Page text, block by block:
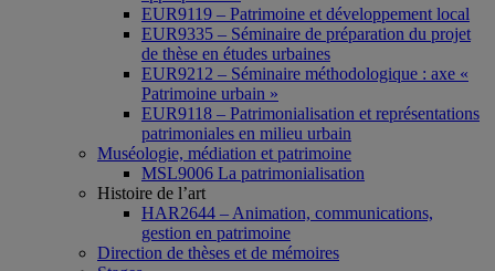
EUR9119 – Patrimoine et développement local
EUR9335 – Séminaire de préparation du projet
de thèse en études urbaines
EUR9212 – Séminaire méthodologique : axe «
Patrimoine urbain »
EUR9118 – Patrimonialisation et représentations
patrimoniales en milieu urbain
Muséologie, médiation et patrimoine
MSL9006 La patrimonialisation
Histoire de l’art
HAR2644 – Animation, communications,
gestion en patrimoine
Direction de thèses et de mémoires